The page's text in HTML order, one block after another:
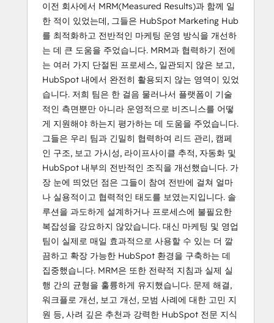
이전 회사에서 MRM(Measured Results)과 함께 일
한 적이 있었는데, 그들은 HubSpot Marketing Hub
를 최적화하고 전반적인 마케팅 운영 방식을 개선하
는 데 큰 도움을 주었습니다. MRM과 협력하기 전에
는 여러 가지 단절된 프로세스, 일관되지 않은 보고,
HubSpot 내에서 완전히 활용되지 않는 영역이 있었
습니다. 저희 팀은 한 걸음 물러나서 플랫폼이 기술
적인 측면뿐만 아니라 운영적으로 비즈니스를 어떻
게 지원해야 하는지 평가하는 데 도움을 주었습니다.
그들은 우리 팀과 긴밀히 협력하여 리드 관리, 캠페
인 구조, 보고 가시성, 라이프사이클 추적, 자동화 및
HubSpot 내부의 전반적인 조직을 개선했습니다. 가
장 눈에 띄었던 점은 그들이 참여 전반에 걸쳐 얼마
나 실용적이고 협력적인 태도를 보였는지입니다. 솔
루션을 과도하게 설계하거나 프로세스에 불필요한
복잡성을 강요하지 않았습니다. 대신 마케팅 및 영업
팀이 실제로 매일 효과적으로 사용할 수 있는 더 깔
끔하고 확장 가능한 HubSpot 환경을 구축하는 데
집중했습니다. MRM은 또한 전략적 지침과 실제 실
행 간의 균형을 훌륭하게 유지했습니다. 문제 해결,
워크플로 개선, 보고 개선, 모범 사례에 대한 고민 지
원 등, 사려 깊은 추천과 강력한 HubSpot 전문 지식